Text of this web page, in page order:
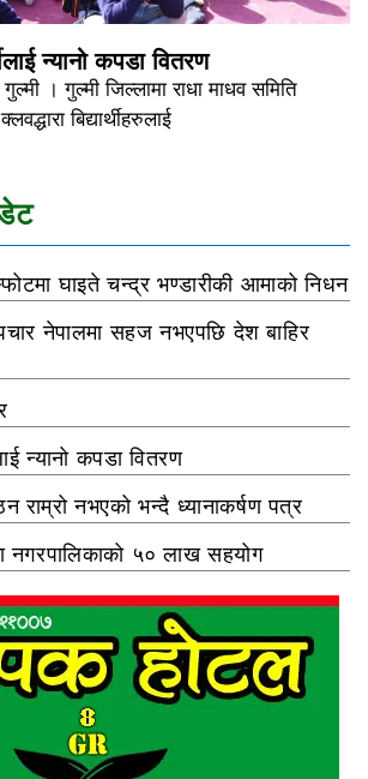
न्यानो कपडा वितरण
। गुल्मी जिल्लामा राधा माधव समिति
बिद्यार्थीहरुलाई
घाइते चन्द्र भण्डारीकी आमाको निधन
नेपालमा सहज नभएपछि देश बाहिर
न्यानो कपडा वितरण
राम्रो नभएको भन्दै ध्यानाकर्षण पत्र
नगरपालिकाको ५० लाख सहयोग